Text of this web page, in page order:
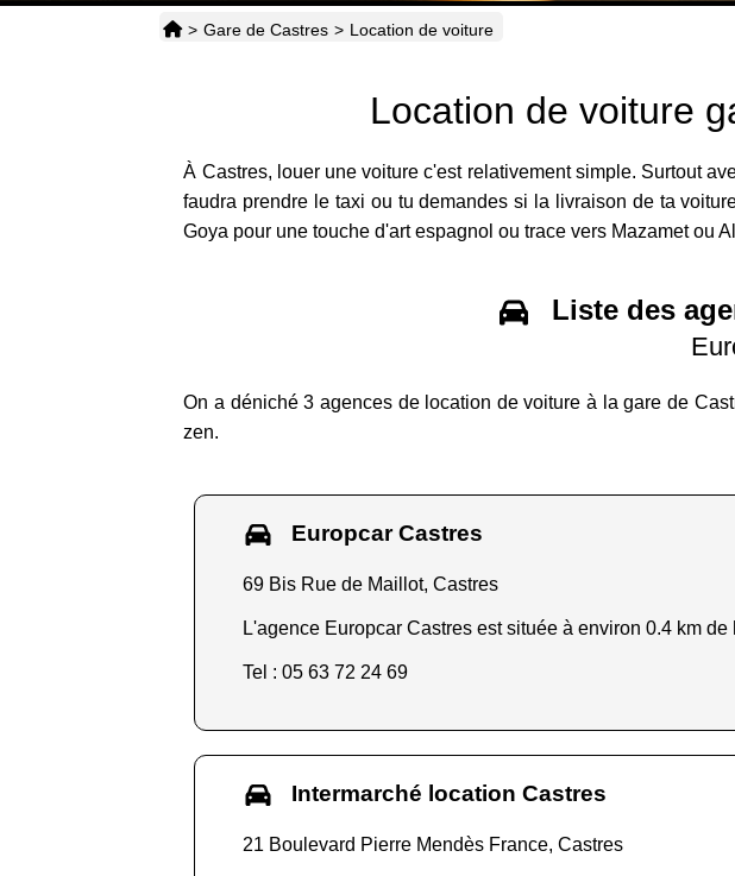
> Gare de Castres > Location de voiture
Location de voiture
À Castres, louer une voiture c'est relativement simple. Surtout
faudra prendre le taxi ou tu demandes si la livraison de ta
Goya pour une touche d'art espagnol ou trace vers Mazamet ou
Liste des
On a déniché 3 agences de location de voiture à la gare de
zen.
Europcar Castres
69 Bis Rue de Maillot, Castres
L'agence Europcar Castres est située à environ 0.4 km de
Tel : 05 63 72 24 69
Intermarché location Castres
21 Boulevard Pierre Mendès France, Castres